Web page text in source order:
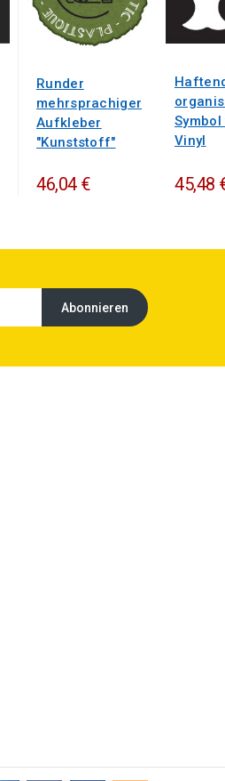
Runder
mehrsprachiger
Aufkleber
"Kunststoff"
46,04 €
Vinyl
45,48